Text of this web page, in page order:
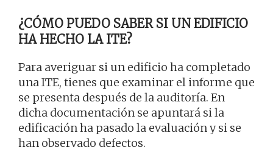
¿CÓMO PUEDO SABER SI UN EDIFICIO
HA HECHO LA ITE?
Para averiguar si un edificio ha completado
una ITE, tienes que examinar el informe que
se presenta después de la auditoría. En
dicha documentación se apuntará si la
edificación ha pasado la evaluación y si se
han observado defectos.